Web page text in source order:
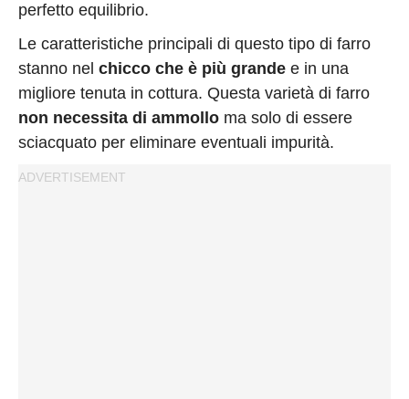
perfetto equilibrio.
Le caratteristiche principali di questo tipo di farro
stanno nel chicco che è più grande e in una
migliore tenuta in cottura. Questa varietà di farro
non necessita di ammollo ma solo di essere
sciacquato per eliminare eventuali impurità.